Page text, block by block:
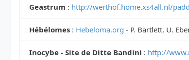
Geastrum : http://werthof.home.xs4all.nl/
Hébélomes : Hebeloma.org - P. Bartlett, U.
Inocybe - Site de Ditte Bandini : http://